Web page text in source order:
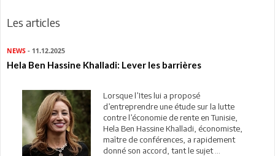
Les articles
NEWS - 11.12.2025
Hela Ben Hassine Khalladi: Lever les barrières
Lorsque l’Ites lui a proposé
d’entreprendre une étude sur la lutte
contre l’économie de rente en Tunisie,
Hela Ben Hassine Khalladi, économiste,
maître de conférences, a rapidement
donné son accord, tant le sujet ...